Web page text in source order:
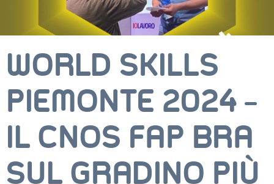
CORSI
WORLD SKILLS
PIEMONTE 2024 –
IL CNOS FAP BRA
SUL GRADINO PIÙ